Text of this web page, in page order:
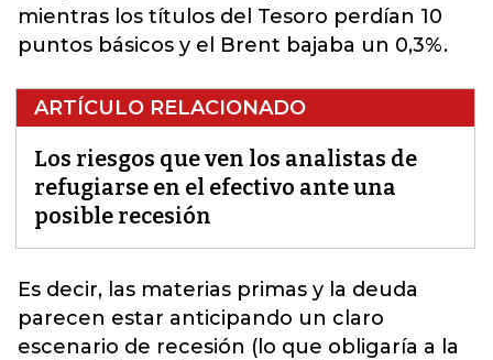
mientras los títulos del Tesoro perdían 10
puntos básicos y el Brent bajaba un 0,3%.
ARTÍCULO RELACIONADO
Los riesgos que ven los analistas de
refugiarse en el efectivo ante una
posible recesión
Es decir, las materias primas y la deuda
parecen estar anticipando un claro
escenario de recesión (lo que obligaría a la